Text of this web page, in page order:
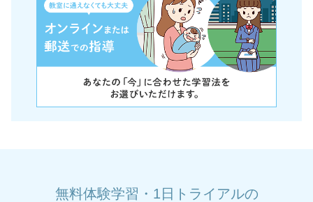
無料体験学習・1日トライアルの